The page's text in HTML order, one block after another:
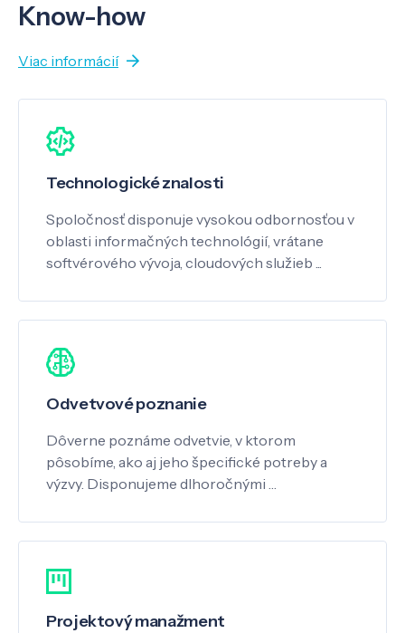
Know-how
Viac informácií
Technologické znalosti
Spoločnosť disponuje vysokou odbornosťou v
oblasti informačných technológií, vrátane
softvérového vývoja, cloudových služieb ...
Odvetvové poznanie
Dôverne poznáme odvetvie, v ktorom
pôsobíme, ako aj jeho špecifické potreby a
výzvy. Disponujeme dlhoročnými …
Projektový manažment